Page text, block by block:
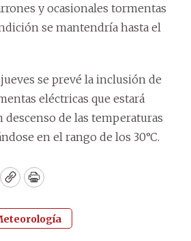
y ocasionales tormentas
se mantendría hasta el
se prevé la inclusión de
eléctricas que estará
descenso de las temperaturas
en el rango de los 30°C.
CopyPrint